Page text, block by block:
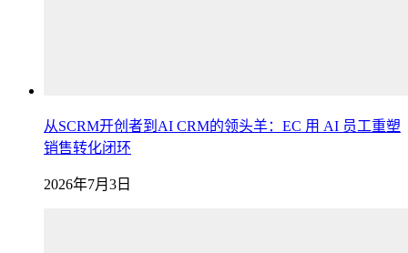
从SCRM开创者到AI CRM的领头羊：EC 用 AI 员工重塑
销售转化闭环
2026年7月3日